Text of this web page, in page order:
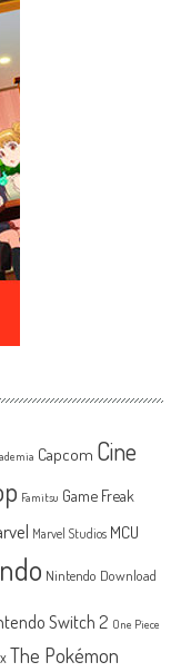
Capcom Cine
Famitsu Game Freak
Marvel Studios MCU
Nintendo Download
Switch 2 One Piece
The Pokémon